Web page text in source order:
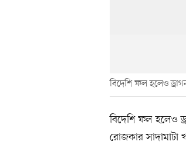
বিদেশি ফল হলেও
বিদেশি ফল হলেও
রোজকার সাদামাটা